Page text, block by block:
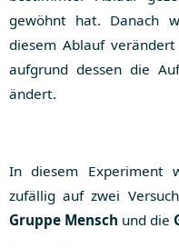
gewöhnt hat. Danach
diesem Ablauf
aufgrund dessen die
ändert.
In diesem Experiment
zufällig auf zwei
Gruppe Mensch und die